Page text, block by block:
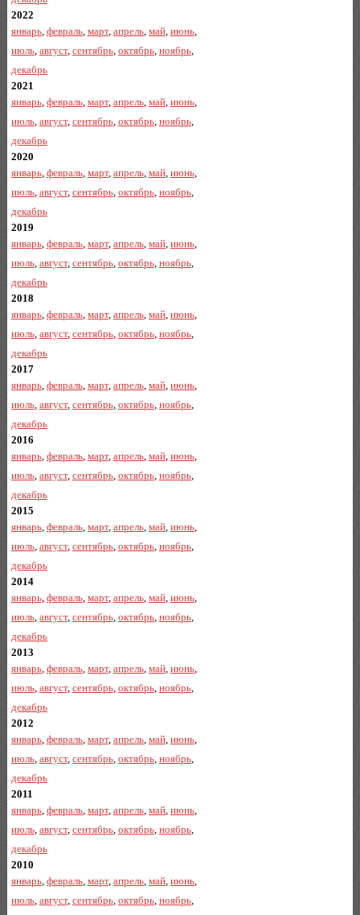
2022
январь, февраль, март, апрель, май, июнь,
июль, август, сентябрь, октябрь, ноябрь,
декабрь
2021
январь, февраль, март, апрель, май, июнь,
июль, август, сентябрь, октябрь, ноябрь,
декабрь
2020
январь, февраль, март, апрель, май, июнь,
июль, август, сентябрь, октябрь, ноябрь,
декабрь
2019
январь, февраль, март, апрель, май, июнь,
июль, август, сентябрь, октябрь, ноябрь,
декабрь
2018
январь, февраль, март, апрель, май, июнь,
июль, август, сентябрь, октябрь, ноябрь,
декабрь
2017
январь, февраль, март, апрель, май, июнь,
июль, август, сентябрь, октябрь, ноябрь,
декабрь
2016
январь, февраль, март, апрель, май, июнь,
июль, август, сентябрь, октябрь, ноябрь,
декабрь
2015
январь, февраль, март, апрель, май, июнь,
июль, август, сентябрь, октябрь, ноябрь,
декабрь
2014
январь, февраль, март, апрель, май, июнь,
июль, август, сентябрь, октябрь, ноябрь,
декабрь
2013
январь, февраль, март, апрель, май, июнь,
июль, август, сентябрь, октябрь, ноябрь,
декабрь
2012
январь, февраль, март, апрель, май, июнь,
июль, август, сентябрь, октябрь, ноябрь,
декабрь
2011
январь, февраль, март, апрель, май, июнь,
июль, август, сентябрь, октябрь, ноябрь,
декабрь
2010
январь, февраль, март, апрель, май, июнь,
июль, август, сентябрь, октябрь, ноябрь,